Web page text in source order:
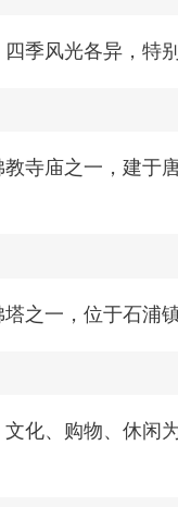
季风光各异，特
寺庙之一，建于
之一，位于石浦
化、购物、休闲